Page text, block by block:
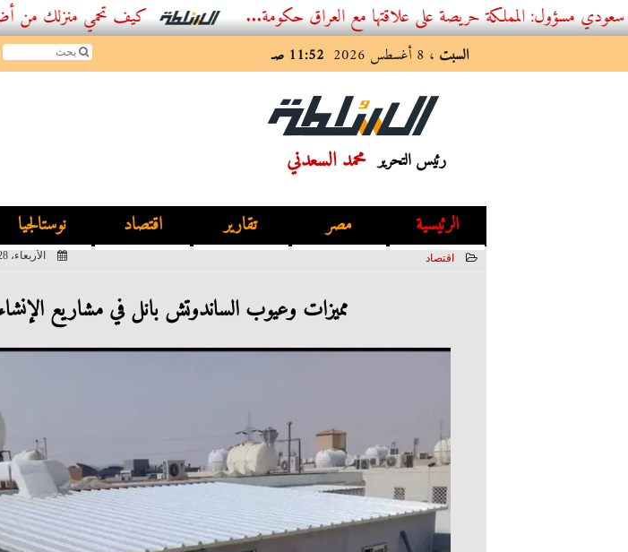
المملكة حريصة على علاقتها مع العراق حكومة... كيف تحمي منزلك من أضرار
السبت ، 8 أغسطس 2026 11:52 صـ
رئيس التحرير محمد السعدني
الرئيسية مصر تقارير اقتصاد نوستالجيا
اقتصاد الأربعاء، 28 مايو 2025
مميزات وعيوب الساندوتش بانل في مشاريع